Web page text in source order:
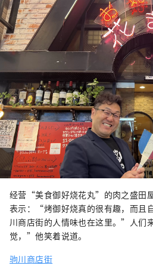
经营“美食御好烧花丸”的肉之盛田
表示：“烤御好烧真的很有趣，而且
川商店街的人情味也在这里。”人们
觉，”他笑着说道。
驹川商店街